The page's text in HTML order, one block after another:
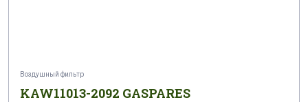
Воздушный фильтр
KAW11013-2092 GASPARES